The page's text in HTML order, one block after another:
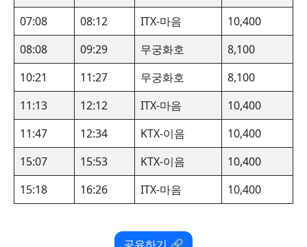
07:08
08:12 ITX-마음
10,400
08:08
09:29 무궁화호
8,100
10:21
11:27 무궁화호
8,100
11:13
12:12 ITX-마음
10,400
11:47
12:34 KTX-이음
10,400
15:07
15:53 KTX-이음
10,400
15:18
16:26 ITX-마음 10,400